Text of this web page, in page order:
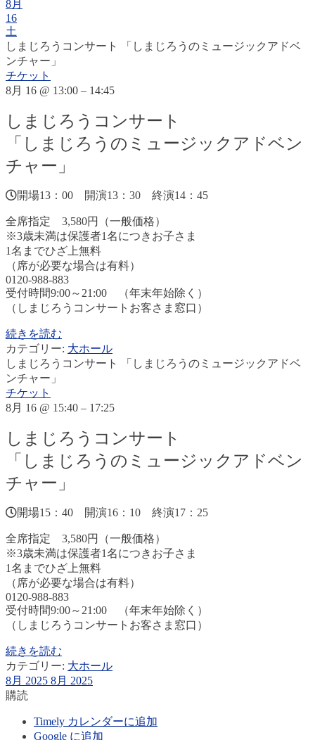
8月
16
土
しまじろうコンサート 「しまじろうのミュージックアドベ
ンチャー」
チケット
8月 16 @ 13:00 – 14:45
しまじろうコンサート
「しまじろうのミュージックアドベン
チャー」
開場13：00 開演13：30 終演14：45
全席指定 3,580円（一般価格）
※3歳未満は保護者1名につきお子さま
1名までひざ上無料
（席が必要な場合は有料）
0120-988-883
受付時間9:00～21:00 （年末年始除く）
（しまじろうコンサートお客さま窓口）
続きを読む
カテゴリー: 大ホール
しまじろうコンサート 「しまじろうのミュージックアドベ
ンチャー」
チケット
8月 16 @ 15:40 – 17:25
しまじろうコンサート
「しまじろうのミュージックアドベン
チャー」
開場15：40 開演16：10 終演17：25
全席指定 3,580円（一般価格）
※3歳未満は保護者1名につきお子さま
1名までひざ上無料
（席が必要な場合は有料）
0120-988-883
受付時間9:00～21:00 （年末年始除く）
（しまじろうコンサートお客さま窓口）
続きを読む
カテゴリー: 大ホール
8月 2025 8月 2025
購読
Timely カレンダーに追加
Google に追加